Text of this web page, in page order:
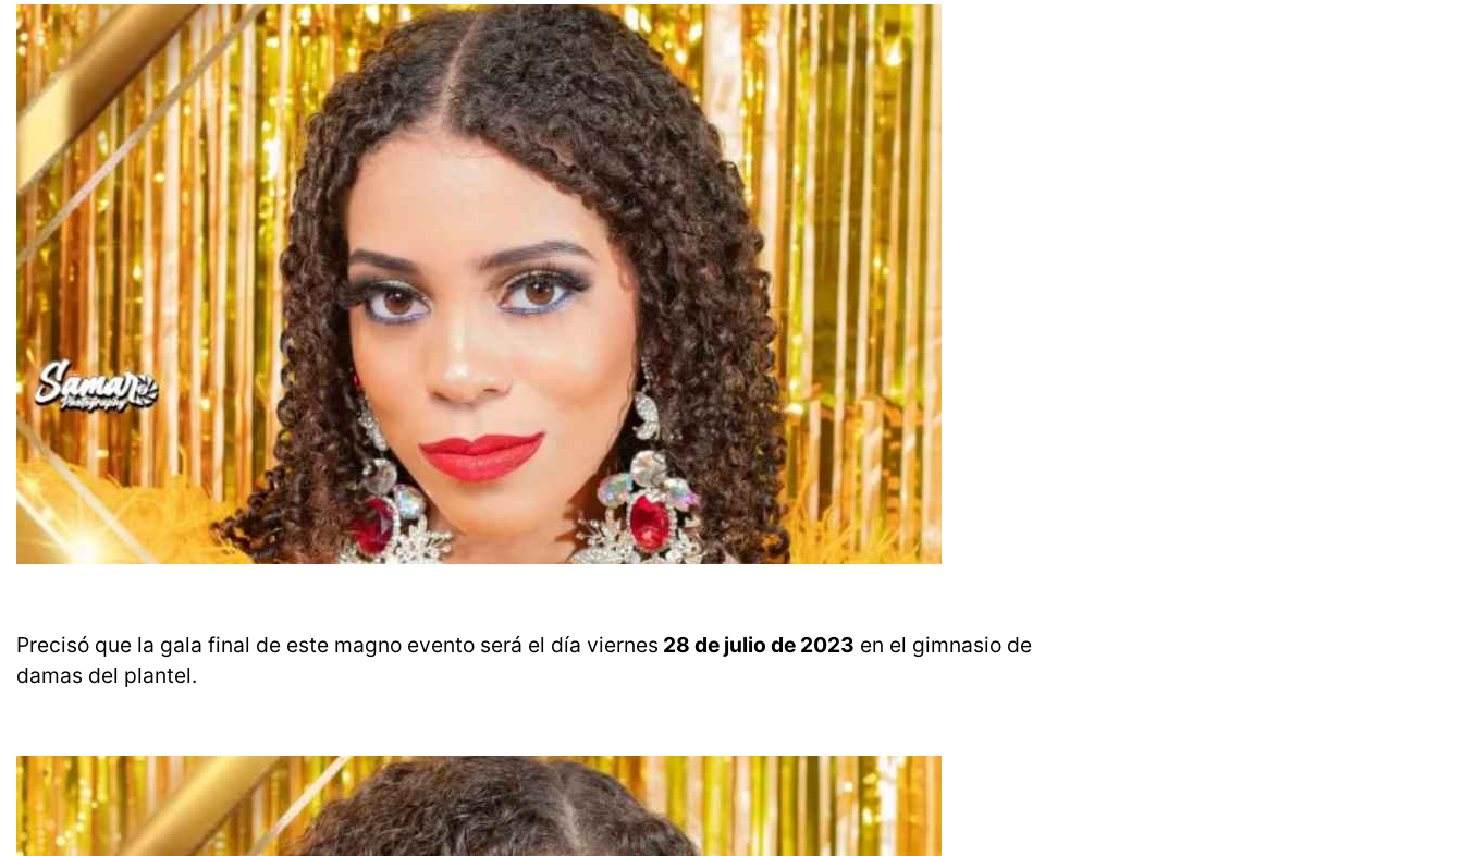
Precisó que la gala final de este magno evento será el día viernes 28 de julio de 2023 en el gimnasio de
damas del plantel.